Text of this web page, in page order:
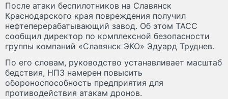
После атаки беспилотников на Славянск
Краснодарского края повреждения получил
нефтеперерабатывающий завод. Об этом ТАСС
сообщил директор по комплексной безопасности
группы компаний «Славянск ЭКО» Эдуард Труднев.
По его словам, руководство устанавливает масштаб
бедствия, НПЗ намерен повысить
обороноспособность предприятия для
противодействия атакам дронов.